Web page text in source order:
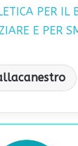
PER IL
E PER